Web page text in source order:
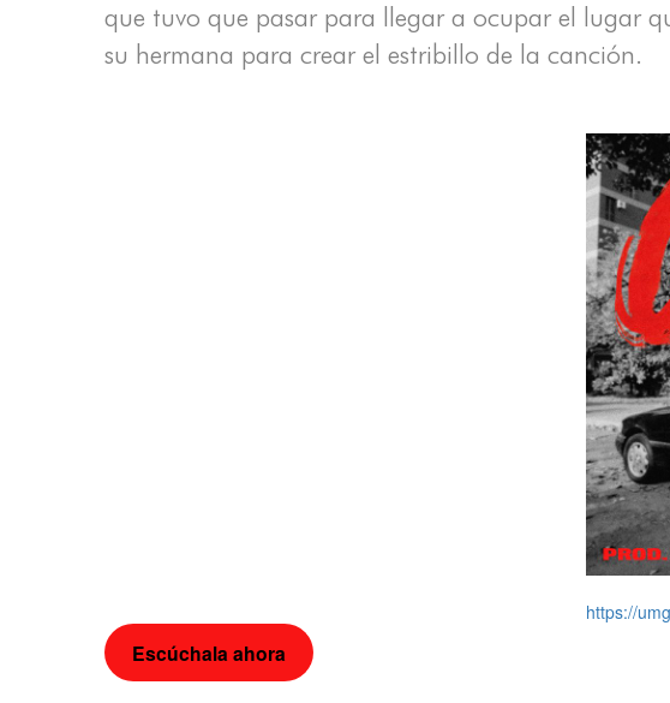
que tuvo que pasar para llegar a ocupar el lugar
su hermana para crear el estribillo de la canción.
https://
Escúchala ahora